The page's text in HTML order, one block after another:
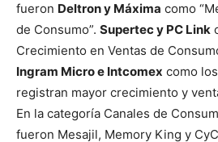
fueron Deltron y Máxima como
de Consumo”. Supertec y PC Link
Crecimiento en Ventas de
Ingram Micro e Intcomex como
registran mayor crecimiento y
En la categoría Canales de
fueron Mesajil, Memory King y